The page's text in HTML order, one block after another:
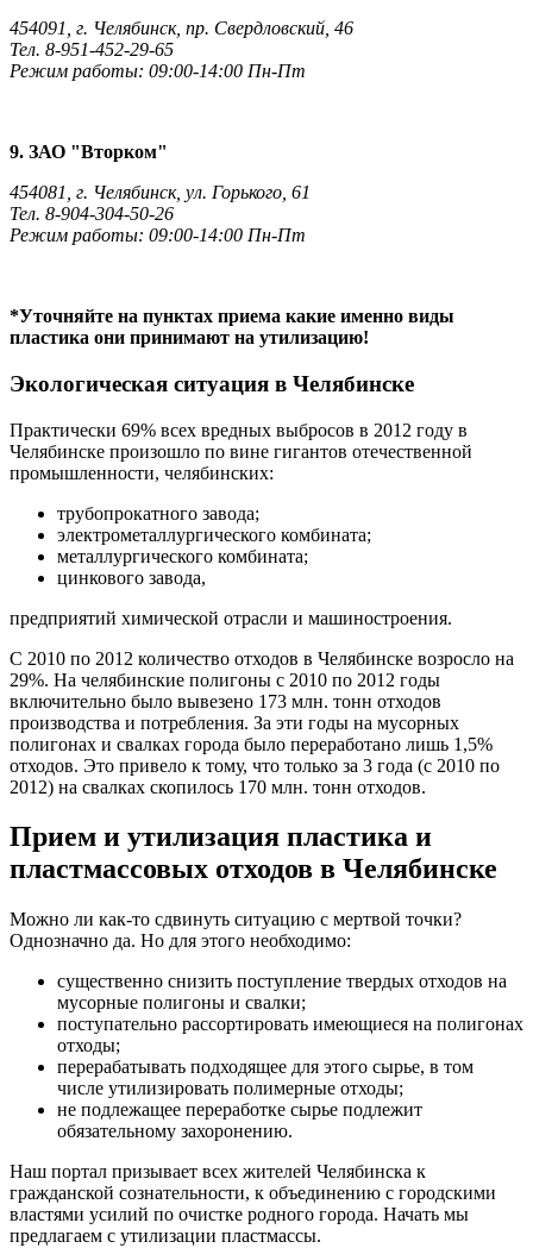
454091, г. Челябинск, пр. Свердловский, 46
Тел. 8-951-452-29-65
Режим работы: 09:00-14:00 Пн-Пт
9. ЗАО "Вторком"
454081, г. Челябинск, ул. Горького, 61
Тел. 8-904-304-50-26
Режим работы: 09:00-14:00 Пн-Пт
*Уточняйте на пунктах приема какие именно виды
пластика они принимают на утилизацию!
Экологическая ситуация в Челябинске
Практически 69% всех вредных выбросов в 2012 году в
Челябинске произошло по вине гигантов отечественной
промышленности, челябинских:
трубопрокатного завода;
электрометаллургического комбината;
металлургического комбината;
цинкового завода,
предприятий химической отрасли и машиностроения.
С 2010 по 2012 количество отходов в Челябинске возросло на
29%. На челябинские полигоны с 2010 по 2012 годы
включительно было вывезено 173 млн. тонн отходов
производства и потребления. За эти годы на мусорных
полигонах и свалках города было переработано лишь 1,5%
отходов. Это привело к тому, что только за 3 года (с 2010 по
2012) на свалках скопилось 170 млн. тонн отходов.
Прием и утилизация пластика и
пластмассовых отходов в Челябинске
Можно ли как-то сдвинуть ситуацию с мертвой точки?
Однозначно да. Но для этого необходимо:
существенно снизить поступление твердых отходов на
мусорные полигоны и свалки;
поступательно рассортировать имеющиеся на полигонах
отходы;
перерабатывать подходящее для этого сырье, в том
числе утилизировать полимерные отходы;
не подлежащее переработке сырье подлежит
обязательному захоронению.
Наш портал призывает всех жителей Челябинска к
гражданской сознательности, к объединению с городскими
властями усилий по очистке родного города. Начать мы
предлагаем с утилизации пластмассы.